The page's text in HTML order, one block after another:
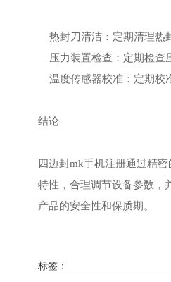
热封刀清洁：定期清理热
压力装置检查：定期检查
温度传感器校准：定期校
结论
四边封mk手机注册通过精
特性，合理调节设备参数，
产品的安全性和保质期。
标签：